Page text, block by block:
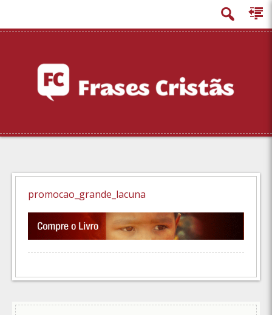
promocao_grande_lacuna